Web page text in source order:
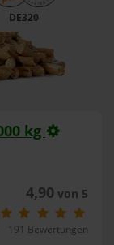
DE320
kg
4,90 von 5
191 Bewertungen